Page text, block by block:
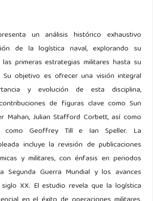
un análisis histórico exhaustivo
de la logística naval, explorando su
primeras estrategias militares hasta su
objetivo es ofrecer una visión integral
y evolución de esta disciplina,
de figuras clave como Sun
Mahan, Julian Stafford Corbett, así como
como Geoffrey Till e Ian Speller. La
incluye la revisión de publicaciones
y militares, con énfasis en periodos
Segunda Guerra Mundial y los avances
XX. El estudio revela que la logística